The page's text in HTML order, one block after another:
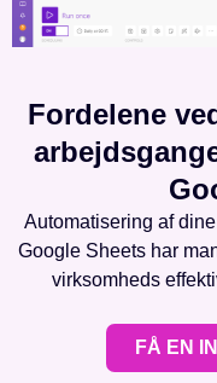
Fordelene
Automatisering af
Google Sheets har
virksomheds
FÅ EN